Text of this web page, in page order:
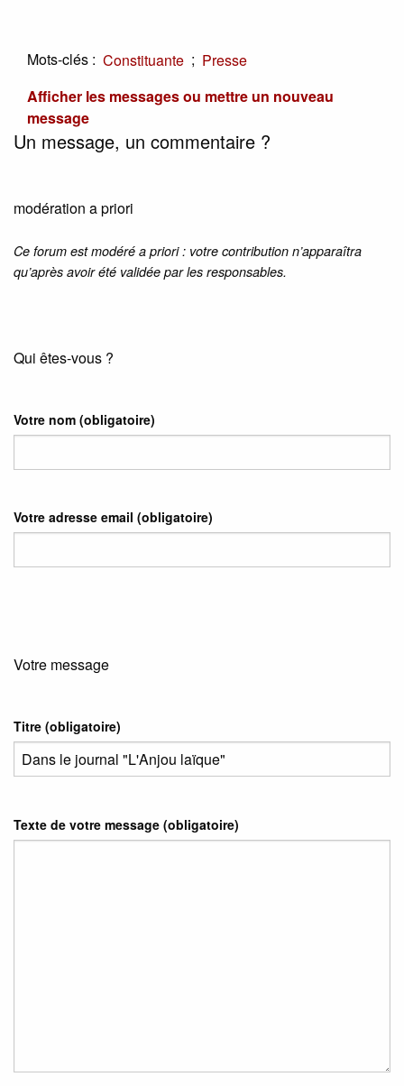
Mots-clés : Constituante ; Presse
Afficher les messages ou mettre un nouveau
message
Un message, un commentaire ?
modération a priori
Ce forum est modéré a priori : votre contribution n’apparaîtra
qu’après avoir été validée par les responsables.
Qui êtes-vous ?
Votre nom (obligatoire)
Votre adresse email (obligatoire)
Votre message
Titre (obligatoire)
Texte de votre message (obligatoire)